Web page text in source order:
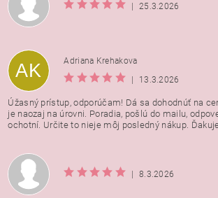
| 25.3.2026
AK
Adriana Krehakova
|
13.3.2026
Úžasný prístup, odporúčam! Dá sa dohodnúť na
je naozaj na úrovni. Poradia, pošlú do mailu,
ochotní. Určite to nieje môj posledný nákup.
| 8.3.2026